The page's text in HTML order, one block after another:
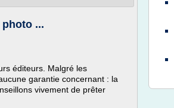
...
éditeurs. Malgré les
garantie concernant : la
vivement de prêter